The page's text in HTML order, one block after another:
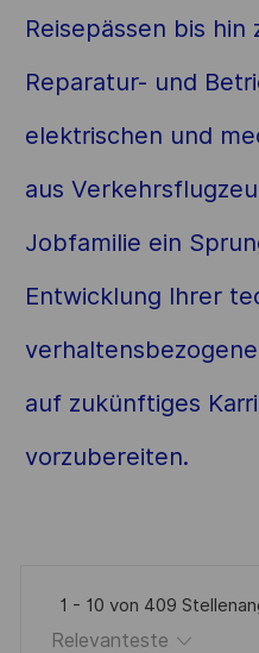
Reisepässen bis hin
Reparatur- und
elektrischen und
aus
Jobfamilie ein
Entwicklung Ihrer
auf zukünftiges
vorzubereiten.
1 - 10 von 409